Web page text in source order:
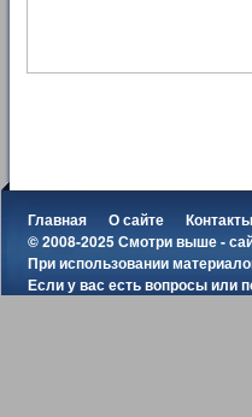
Главная О сайте Контакты
© 2008-2025 Смотри выше -
При использовании
Если у вас есть вопросы или